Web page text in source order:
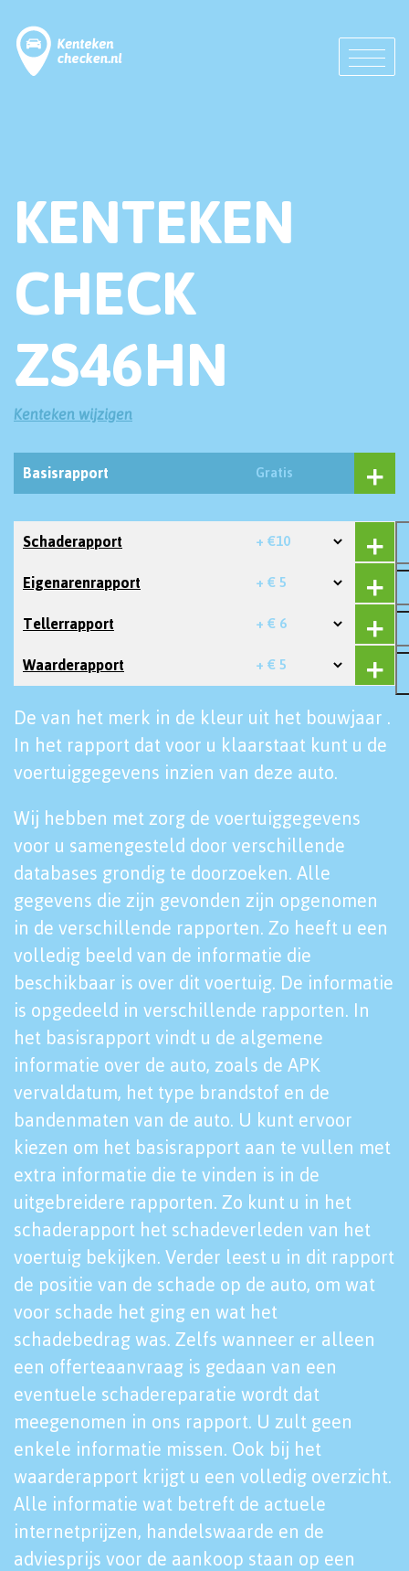
KENTEKEN
CHECK
ZS46HN
Kenteken wijzigen
Basisrapport Gratis
Schaderapport + €10
Eigenarenrapport + € 5
Tellerrapport + € 6
Waarderapport + € 5
De van het merk in de kleur uit het bouwjaar .
In het rapport dat voor u klaarstaat kunt u de
voertuiggegevens inzien van deze auto.
Wij hebben met zorg de voertuiggegevens
voor u samengesteld door verschillende
databases grondig te doorzoeken. Alle
gegevens die zijn gevonden zijn opgenomen
in de verschillende rapporten. Zo heeft u een
volledig beeld van de informatie die
beschikbaar is over dit voertuig. De informatie
is opgedeeld in verschillende rapporten. In
het basisrapport vindt u de algemene
informatie over de auto, zoals de APK
vervaldatum, het type brandstof en de
bandenmaten van de auto. U kunt ervoor
kiezen om het basisrapport aan te vullen met
extra informatie die te vinden is in de
uitgebreidere rapporten. Zo kunt u in het
schaderapport het schadeverleden van het
voertuig bekijken. Verder leest u in dit rapport
de positie van de schade op de auto, om wat
voor schade het ging en wat het
schadebedrag was. Zelfs wanneer er alleen
een offerteaanvraag is gedaan van een
eventuele schadereparatie wordt dat
meegenomen in ons rapport. U zult geen
enkele informatie missen. Ook bij het
waarderapport krijgt u een volledig overzicht.
Alle informatie wat betreft de actuele
internetprijzen, handelswaarde en de
adviesprijs voor de aankoop staan op een